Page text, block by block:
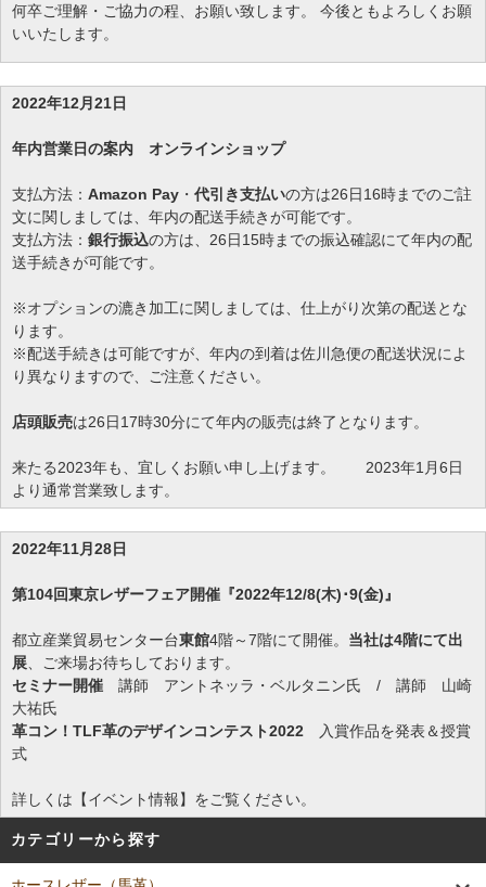
何卒ご理解・ご協力の程、お願い致します。 今後ともよろしくお願
いいたします。
2022年12月21日
年内営業日の案内 オンラインショップ
支払方法： Amazon Pay ・ 代引き支払いの方は26日16時までのご註
文に関しましては、年内の配送手続きが可能です。
支払方法： 銀行振込の方は、26日15時までの振込確認にて年内の配
送手続きが可能です。
※オプションの漉き加工に関しましては、仕上がり次第の配送とな
ります。
※配送手続きは可能ですが、年内の到着は佐川急便の配送状況によ
り異なりますので、ご注意ください。
店頭販売は26日17時30分にて年内の販売は終了となります。
来たる2023年も、宜しくお願い申し上げます。 2023年1月6日
より通常営業致します。
2022年11月28日
第104回東京レザーフェア開催『2022年12/8(木)･9(金)』
都立産業貿易センター台東館4階～7階にて開催。 当社は4階にて出
展 、ご来場お待ちしております。
セミナー開催 講師 アントネッラ・ベルタニン氏 / 講師 山崎
大祐氏
革コン！TLF革のデザインコンテスト2022
入賞作品を発表＆授賞
式
詳しくは【イベント情報】をご覧ください。
カテゴリーから探す